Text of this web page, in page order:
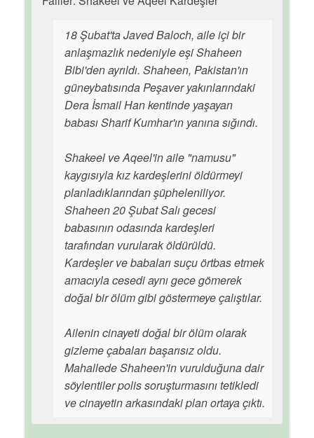
18 Şubat'ta Javed Baloch, aile içi bir
anlaşmazlık nedeniyle eşi Shaheen
Bibi'den ayrıldı. Shaheen, Pakistan'ın
güneybatısında Peşaver yakınlarındaki
Dera İsmail Han kentinde yaşayan
babası Sharif Kumhar'ın yanına sığındı.
Shakeel ve Aqeel'in aile "namusu"
kaygısıyla kız kardeşlerini öldürmeyi
planladıklarından şüpheleniliyor.
Shaheen 20 Şubat Salı gecesi
babasının odasında kardeşleri
tarafından vurularak öldürüldü.
Kardeşler ve babaları suçu örtbas etmek
amacıyla cesedi aynı gece gömerek
doğal bir ölüm gibi göstermeye çalıştılar.
Ailenin cinayeti doğal bir ölüm olarak
gizleme çabaları başarısız oldu.
Mahallede Shaheen'in vurulduğuna dair
söylentiler polis soruşturmasını tetikledi
ve cinayetin arkasındaki plan ortaya çıktı.